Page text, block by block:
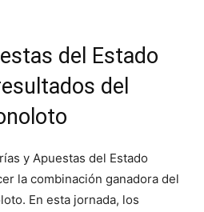
del Estado
del
y Apuestas del Estado
la combinación ganadora del
En esta jornada, los